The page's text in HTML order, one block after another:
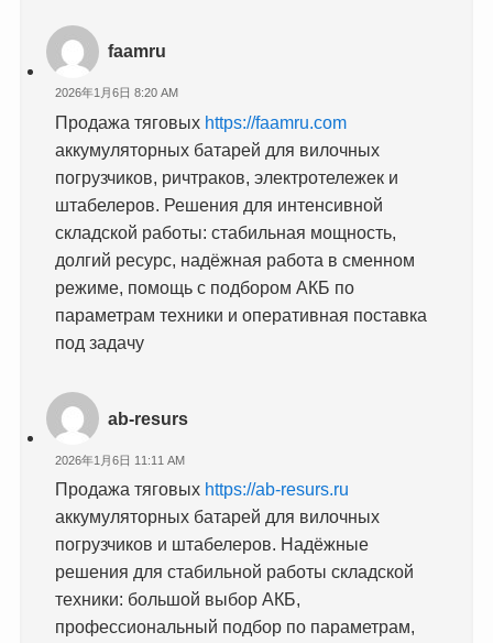
faamru
2026年1月6日 8:20 AM
Продажа тяговых https://faamru.com
аккумуляторных батарей для вилочных
погрузчиков, ричтраков, электротележек и
штабелеров. Решения для интенсивной
складской работы: стабильная мощность,
долгий ресурс, надёжная работа в сменном
режиме, помощь с подбором АКБ по
параметрам техники и оперативная поставка
под задачу
ab-resurs
2026年1月6日 11:11 AM
Продажа тяговых https://ab-resurs.ru
аккумуляторных батарей для вилочных
погрузчиков и штабелеров. Надёжные
решения для стабильной работы складской
техники: большой выбор АКБ,
профессиональный подбор по параметрам,